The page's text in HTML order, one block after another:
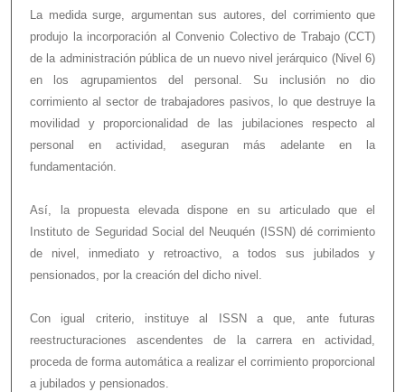
La medida surge, argumentan sus autores, del corrimiento que
produjo la incorporación al Convenio Colectivo de Trabajo (CCT)
de la administración pública de un nuevo nivel jerárquico (Nivel 6)
en los agrupamientos del personal. Su inclusión no dio
corrimiento al sector de trabajadores pasivos, lo que destruye la
movilidad y proporcionalidad de las jubilaciones respecto al
personal en actividad, aseguran más adelante en la
fundamentación.
Así, la propuesta elevada dispone en su articulado que el
Instituto de Seguridad Social del Neuquén (ISSN) dé corrimiento
de nivel, inmediato y retroactivo, a todos sus jubilados y
pensionados, por la creación del dicho nivel.
Con igual criterio, instituye al ISSN a que, ante futuras
reestructuraciones ascendentes de la carrera en actividad,
proceda de forma automática a realizar el corrimiento proporcional
a jubilados y pensionados.